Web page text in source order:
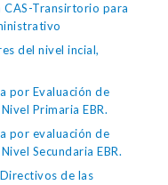
Transirtorio para
del nivel incial,
por Evaluación de
Primaria EBR.
por evaluación de
Secundaria EBR.
de las